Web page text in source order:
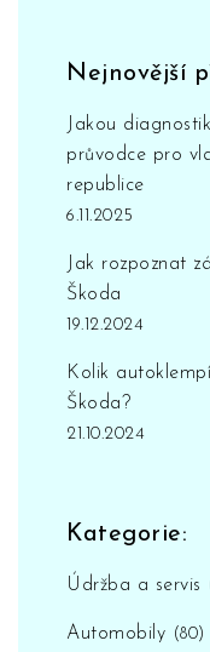
Nejnovější
Jakou
průvodce pro
republice
6.11.2025
Jak rozpoznat
Škoda
19.12.2024
Kolik
Škoda?
21.10.2024
Kategorie:
Údržba a servis
Automobily (80)